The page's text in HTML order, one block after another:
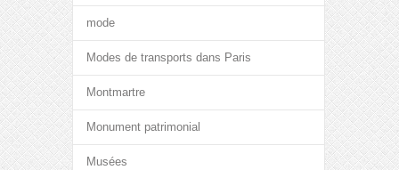
mode
Modes de transports dans Paris
Montmartre
Monument patrimonial
Musées